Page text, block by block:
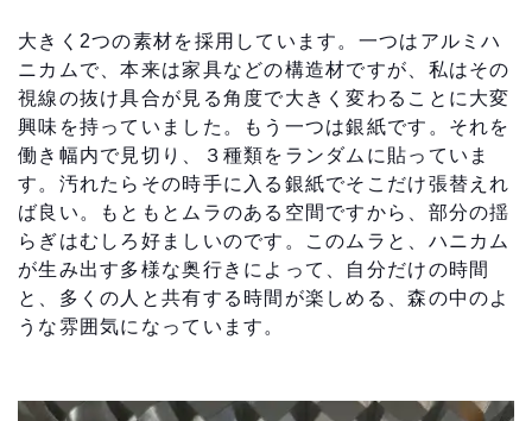
大きく2つの素材を採用しています。一つはアルミハ
ニカムで、本来は家具などの構造材ですが、私はその
視線の抜け具合が見る角度で大きく変わることに大変
興味を持っていました。もう一つは銀紙です。それを
働き幅内で見切り、３種類をランダムに貼っていま
す。汚れたらその時手に入る銀紙でそこだけ張替えれ
ば良い。もともとムラのある空間ですから、部分の揺
らぎはむしろ好ましいのです。このムラと、ハニカム
が生み出す多様な奥行きによって、自分だけの時間
と、多くの人と共有する時間が楽しめる、森の中のよ
うな雰囲気になっています。